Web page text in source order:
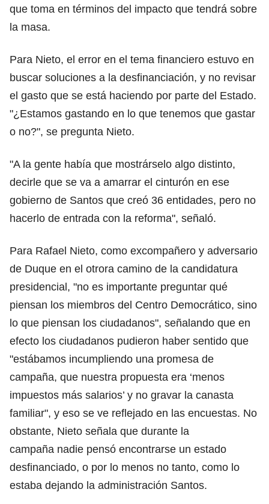
que toma en términos del impacto que tendrá sobre
la masa.
Para Nieto, el error en el tema financiero estuvo en
buscar soluciones a la desfinanciación, y no revisar
el gasto que se está haciendo por parte del Estado.
"¿Estamos gastando en lo que tenemos que gastar
o no?", se pregunta Nieto.
"A la gente había que mostrárselo algo distinto,
decirle que se va a amarrar el cinturón en ese
gobierno de Santos que creó 36 entidades, pero no
hacerlo de entrada con la reforma", señaló.
Para Rafael Nieto, como excompañero y adversario
de Duque en el otrora camino de la candidatura
presidencial, "no es importante preguntar qué
piensan los miembros del Centro Democrático, sino
lo que piensan los ciudadanos", señalando que en
efecto los ciudadanos pudieron haber sentido que
"estábamos incumpliendo una promesa de
campaña, que nuestra propuesta era ‘menos
impuestos más salarios’ y no gravar la canasta
familiar", y eso se ve reflejado en las encuestas. No
obstante, Nieto señala que durante la
campaña nadie pensó encontrarse un estado
desfinanciado, o por lo menos no tanto, como lo
estaba dejando la administración Santos.